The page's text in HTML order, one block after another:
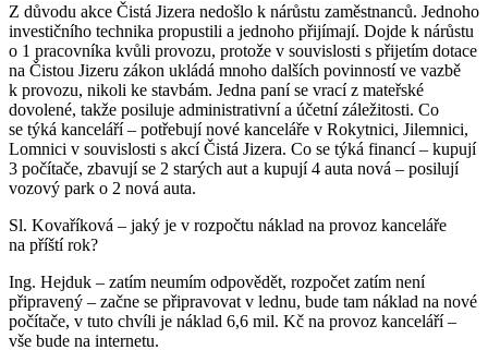
Z důvodu akce Čistá Jizera nedošlo k nárůstu zaměstnanců. Jednoho
investičního technika propustili a jednoho přijímají. Dojde k nárůstu
o 1 pracovníka kvůli provozu, protože v souvislosti s přijetím dotace
na Čistou Jizeru zákon ukládá mnoho dalších povinností ve vazbě
k provozu, nikoli ke stavbám. Jedna paní se vrací z mateřské
dovolené, takže posiluje administrativní a účetní záležitosti. Co
se týká kanceláří – potřebují nové kanceláře v Rokytnici, Jilemnici,
Lomnici v souvislosti s akcí Čistá Jizera. Co se týká financí – kupují
3 počítače, zbavují se 2 starých aut a kupují 4 auta nová – posilují
vozový park o 2 nová auta.
Sl. Kovaříková – jaký je v rozpočtu náklad na provoz kanceláře
na příští rok?
Ing. Hejduk – zatím neumím odpovědět, rozpočet zatím není
připravený – začne se připravovat v lednu, bude tam náklad na nové
počítače, v tuto chvíli je náklad 6,6 mil. Kč na provoz kanceláří –
vše bude na internetu.